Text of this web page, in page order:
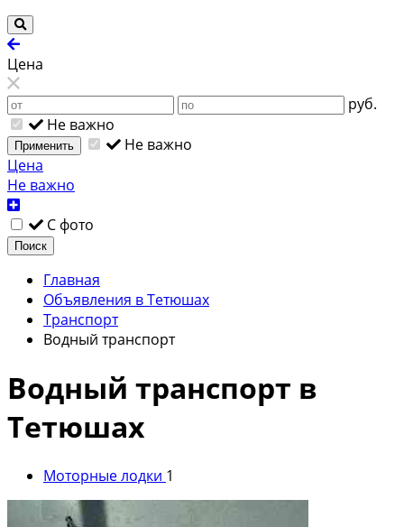
Цена
руб.
Не важно
Применить
Не важно
Цена
Не важно
С фото
Поиск
Главная
Объявления в Тетюшах
Транспорт
Водный транспорт
Водный транспорт в
Тетюшах
Моторные лодки 1